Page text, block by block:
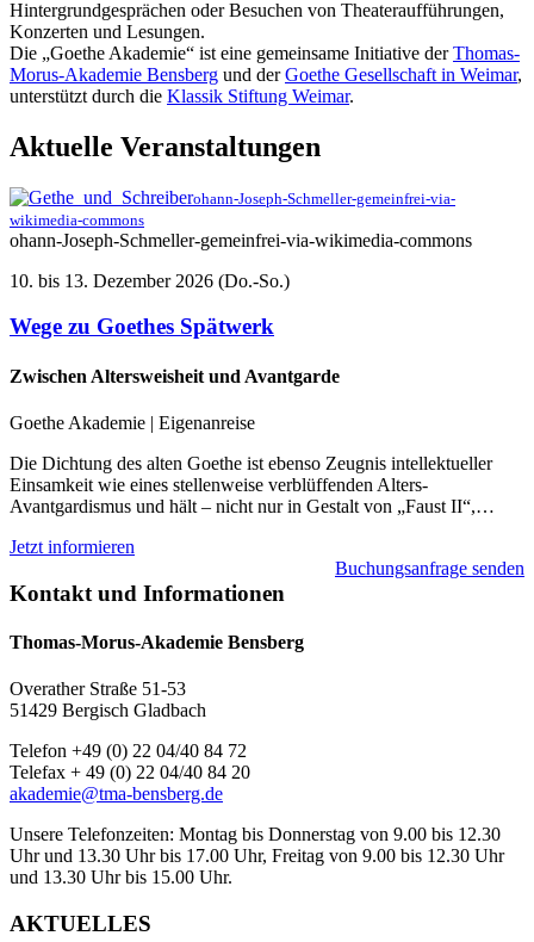
Hintergrundgesprächen oder Besuchen von Theateraufführungen,
Konzerten und Lesungen.
Die „Goethe Akademie“ ist eine gemeinsame Initiative derThomas-
Morus-Akademie Bensberg und derGoethe Gesellschaft in Weimar,
unterstützt durch die Klassik Stiftung Weimar.
Aktuelle Veranstaltungen
ohann-Joseph-Schmeller-gemeinfrei-via-
wikimedia-commons
ohann-Joseph-Schmeller-gemeinfrei-via-wikimedia-commons
10. bis 13. Dezember 2026 (Do.-So.)
Wege zu Goethes Spätwerk
Zwischen Altersweisheit und Avantgarde
Goethe Akademie | Eigenanreise
Die Dichtung des alten Goethe ist ebenso Zeugnis intellektueller
Einsamkeit wie eines stellenweise verblüffenden Alters-
Avantgardismus und hält – nicht nur in Gestalt von „Faust II“,…
Jetzt informieren
Buchungsanfrage senden
Kontakt und Informationen
Thomas-Morus-Akademie Bensberg
Overather Straße 51-53
51429 Bergisch Gladbach
Telefon +49 (0) 22 04/40 84 72
Telefax + 49 (0) 22 04/40 84 20
akademie@tma-bensberg.de
Unsere Telefonzeiten: Montag bis Donnerstag von 9.00 bis 12.30
Uhr und 13.30 Uhr bis 17.00 Uhr, Freitag von 9.00 bis 12.30 Uhr
und 13.30 Uhr bis 15.00 Uhr.
AKTUELLES